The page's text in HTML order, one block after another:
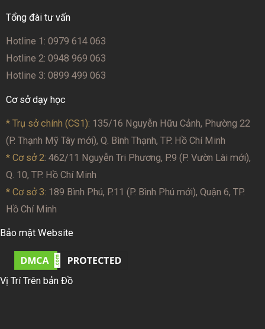
Tổng đài tư vấn
Hotline 1: 0979 614 063
Hotline 2: 0948 969 063
Hotline 3: 0899 499 063
Cơ sở dạy học
* Trụ sở chính (CS1): 135/16 Nguyễn Hữu Cảnh, Phường 22
(P. Thạnh Mỹ Tây mới), Q. Bình Thạnh, TP. Hồ Chí Minh
* Cơ sở 2: 462/11 Nguyễn Tri Phương, P.9 (P. Vườn Lài mới),
Q. 10, TP. Hồ Chí Minh
* Cơ sở 3: 189 Bình Phú, P.11 (P. Bình Phú mới), Quận 6, TP.
Hồ Chí Minh
Bảo mật Website
Vị Trí Trên bản Đồ